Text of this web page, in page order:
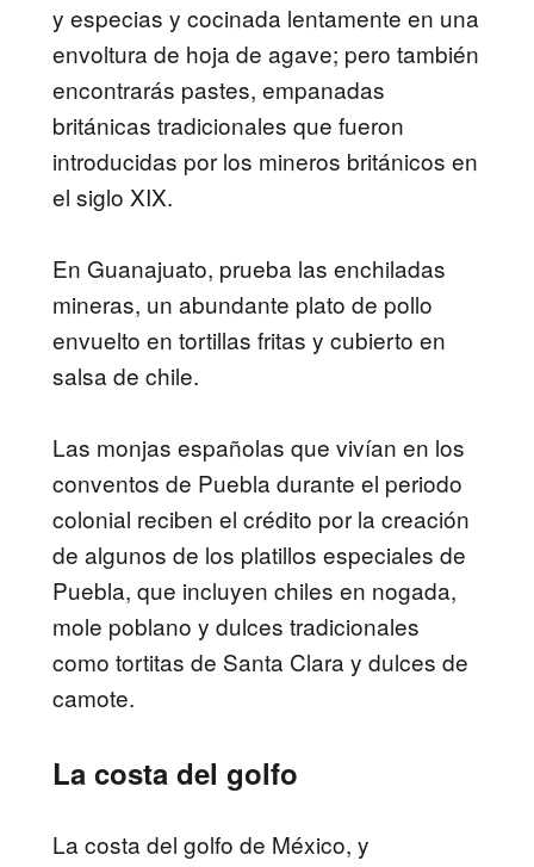
y especias y cocinada lentamente en una
envoltura de hoja de agave; pero también
encontrarás pastes, empanadas
británicas tradicionales que fueron
introducidas por los mineros británicos en
el siglo XIX.
En Guanajuato, prueba las enchiladas
mineras, un abundante plato de pollo
envuelto en tortillas fritas y cubierto en
salsa de chile.
Las monjas españolas que vivían en los
conventos de Puebla durante el periodo
colonial reciben el crédito por la creación
de algunos de los platillos especiales de
Puebla, que incluyen chiles en nogada,
mole poblano y dulces tradicionales
como tortitas de Santa Clara y dulces de
camote.
La costa del golfo
La costa del golfo de México, y